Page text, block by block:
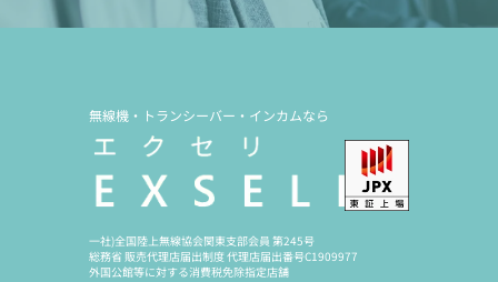
無線機・トランシーバー・インカムなら
一社)全国陸上無線協会関東支部会員 第245号
総務省 販売代理店届出制度 代理店届出番号C1909977
外国公館等に対する消費税免除指定店舗